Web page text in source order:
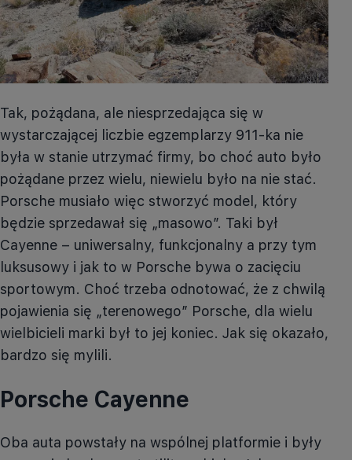
Tak, pożądana, ale niesprzedająca się w
wystarczającej liczbie egzemplarzy 911-ka nie
była w stanie utrzymać firmy, bo choć auto było
pożądane przez wielu, niewielu było na nie stać.
Porsche musiało więc stworzyć model, który
będzie sprzedawał się „masowo”. Taki był
Cayenne – uniwersalny, funkcjonalny a przy tym
luksusowy i jak to w Porsche bywa o zacięciu
sportowym. Choć trzeba odnotować, że z chwilą
pojawienia się „terenowego” Porsche, dla wielu
wielbicieli marki był to jej koniec. Jak się okazało,
bardzo się mylili.
Porsche Cayenne
Oba auta powstały na wspólnej platformie i były